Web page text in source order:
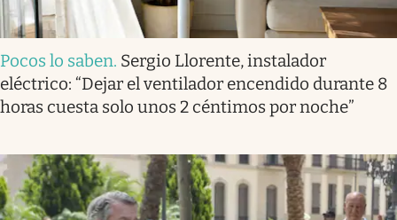
Pocos lo saben. Sergio Llorente, instalador
eléctrico: “Dejar el ventilador encendido durante 8
horas cuesta solo unos 2 céntimos por noche”